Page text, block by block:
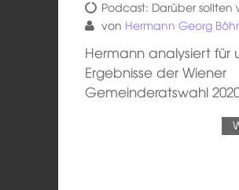
Podcast: Darüber sollten
von Hermann Georg
Hermann analysiert für
Ergebnisse der Wiener
Gemeinderatswahl